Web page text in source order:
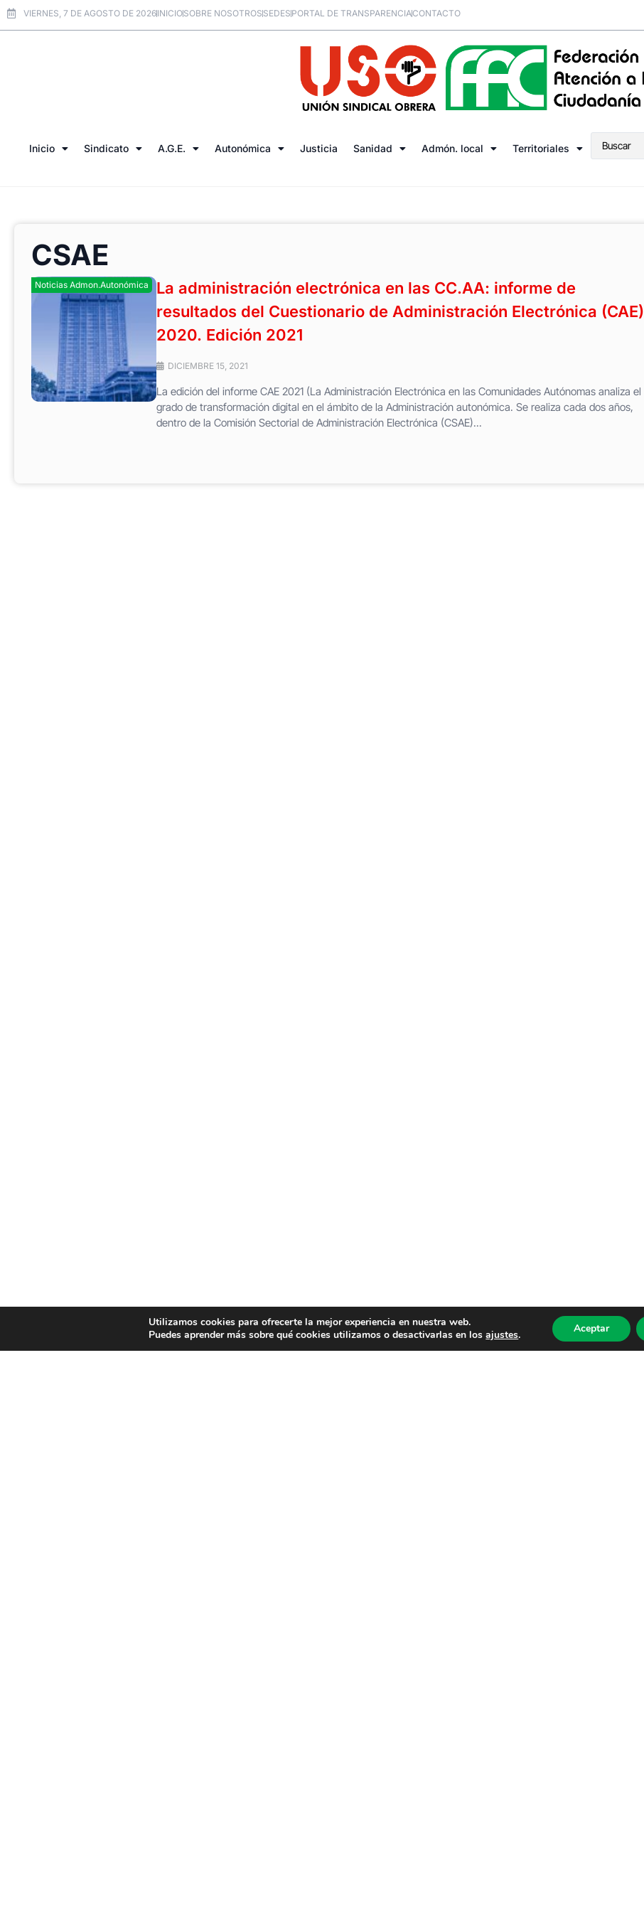
VIERNES, 7 DE AGOSTO DE 2026INICIOSOBRE NOSOTROSSEDESPORTAL DE TRANSPARENCIACONTACTO
Inicio Sindicato A.G.E. Autonómica Justicia Sanidad Admón. local Territoriales
CSAE
Noticias Admon.Autonómica
La administración electrónica en las CC.AA: informe de
resultados del Cuestionario de Administración Electrónica (CAE)
2020. Edición 2021
DICIEMBRE 15, 2021
La edición del informe CAE 2021 (La Administración Electrónica en las Comunidades Autónomas analiza el
grado de transformación digital en el ámbito de la Administración autonómica. Se realiza cada dos años,
dentro de la Comisión Sectorial de Administración Electrónica (CSAE)...
Utilizamos cookies para ofrecerte la mejor experiencia en nuestra web.
Puedes aprender más sobre qué cookies utilizamos o desactivarlas en losajustes. Aceptar